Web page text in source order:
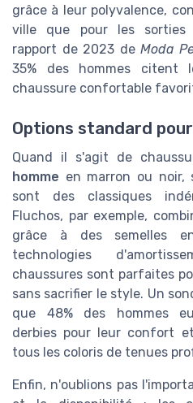
grâce à leur polyvalence,
ville que pour les sorties
rapport de 2023 de Moda
35% des hommes citent
chaussure confortable
Options standard
Quand il s'agit de
homme en marron ou noir,
sont des classiques
Fluchos, par exemple,
grâce à des semelles
technologies
chaussures sont parfaites
sans sacrifier le style. Un
que 48% des hommes
derbies pour leur confort
tous les coloris de tenues
Enfin, n'oublions pas